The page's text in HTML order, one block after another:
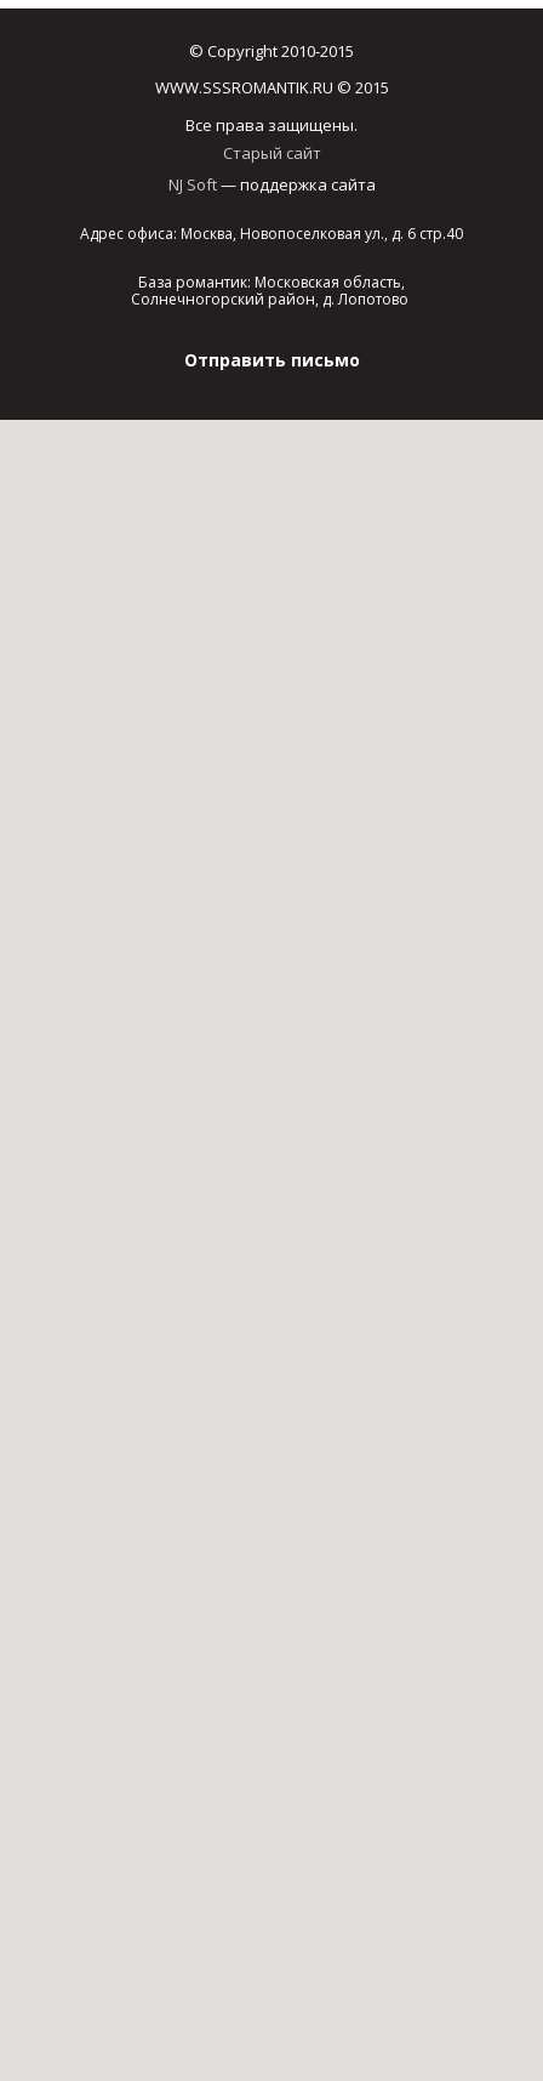
© Copyright 2010-2015
WWW.SSSROMANTIK.RU © 2015
Все права защищены.
Старый сайт
NJ Soft— поддержка сайта
Адрес офиса: Москва, Новопоселковая ул., д. 6 стр.40
База романтик: Московская область,
Солнечногорский район, д. Лопотово
Отправить письмо